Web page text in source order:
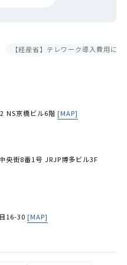
【経産省】テレワーク導入費用に
NS京橋ビル6階 [MAP]
央街8番1号 JRJP博多ビル3F
16-30 [MAP]